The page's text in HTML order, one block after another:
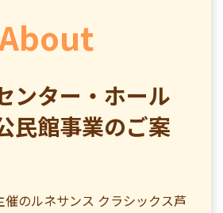
ンター・ホール
民館事業のご案
のルネサンス クラシックス芦